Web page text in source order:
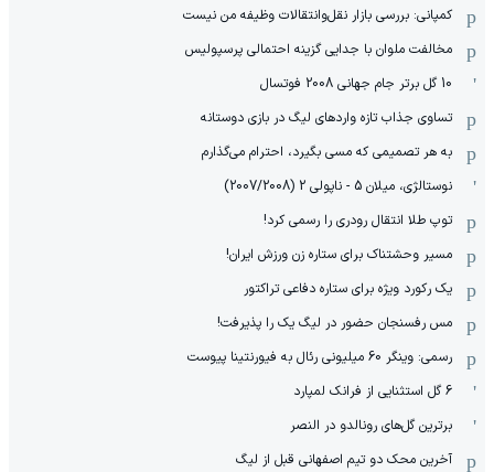
کمپانی: بررسی بازار نقل‌وانتقالات وظیفه من نیست
مخالفت ملوان با جدایی گزینه احتمالی پرسپولیس
10 گل برتر جام جهانی 2008 فوتسال
تساوی جذاب تازه واردهای لیگ در بازی دوستانه
به هر تصمیمی که مسی بگیرد، احترام می‌گذارم
نوستالژی، میلان 5 - ناپولی 2 (2007/2008)
توپ طلا انتقال رودری را رسمی کرد!
مسیر وحشتناک برای ستاره زن ورزش ایران!
یک رکورد ویژه برای ستاره دفاعی تراکتور
مس رفسنجان حضور در لیگ یک را پذیرفت!
رسمی: وینگر 60 میلیونی رئال به فیورنتینا پیوست
6 گل استثنایی از فرانک لمپارد
برترین گل‌های رونالدو در النصر
آخرین محک دو تیم اصفهانی قبل از لیگ